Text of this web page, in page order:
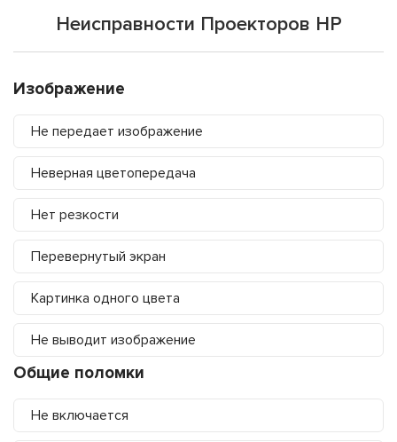
Неисправности Проекторов HP
Изображение
Не передает изображение
Неверная цветопередача
Нет резкости
Перевернутый экран
Картинка одного цвета
Не выводит изображение
Общие поломки
Не включается